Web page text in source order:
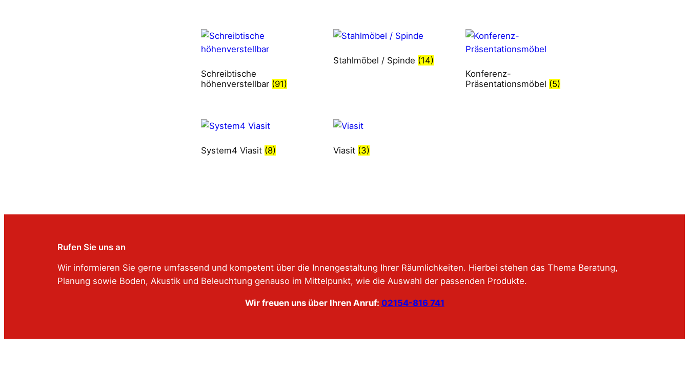
Schreibtische
höhenverstellbar (91)
Stahlmöbel / Spinde (14)
Konferenz-
Präsentationsmöbel (5)
System4 Viasit (8) Viasit (3)
Rufen Sie uns an
Wir informieren Sie gerne umfassend und kompetent über die Innengestaltung Ihrer Räumlichkeiten. Hierbei stehen das Thema Beratung,
Planung sowie Boden, Akustik und Beleuchtung genauso im Mittelpunkt, wie die Auswahl der passenden Produkte.
Wir freuen uns über Ihren Anruf: 02154-816 741